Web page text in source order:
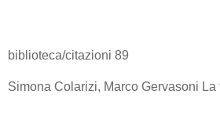
biblioteca/citazioni 89
Simona Colarizi, Marco Gervasoni